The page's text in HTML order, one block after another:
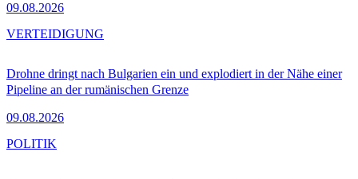
09.08.2026
Drohne dringt nach Bulgarien ein und explodiert in der Nähe einer
Pipeline an der rumänischen Grenze
09.08.2026
VERTEIDIGUNG
POLITIK